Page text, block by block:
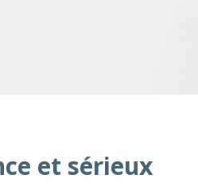
et sérieux